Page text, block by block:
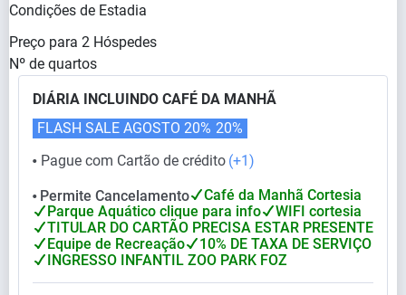
Condições de Estadia
Preço para 2 Hóspedes
Nº de quartos
DIÁRIA INCLUINDO CAFÉ DA MANHÃ
⬤ Pague com Cartão de crédito (+1)
FLASH SALE AGOSTO 20% 20%
⬤ Permite Cancelamento
Café da Manhã Cortesia
Parque Aquático clique para info
WIFI cortesia
TITULAR DO CARTÃO PRECISA ESTAR PRESENTE
Equipe de Recreação
10% DE TAXA DE SERVIÇO
INGRESSO INFANTIL ZOO PARK FOZ